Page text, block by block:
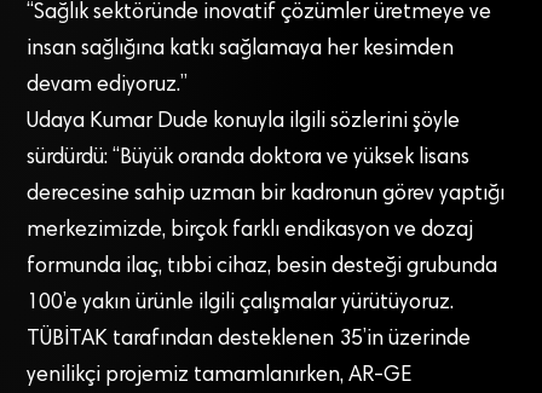
“Sağlık sektöründe inovatif çözümler üretmeye ve
insan sağlığına katkı sağlamaya her kesimden
devam ediyoruz.”
Udaya Kumar Dude konuyla ilgili sözlerini şöyle
sürdürdü: “Büyük oranda doktora ve yüksek lisans
derecesine sahip uzman bir kadronun görev yaptığı
merkezimizde, birçok farklı endikasyon ve dozaj
formunda ilaç, tıbbi cihaz, besin desteği grubunda
100’e yakın ürünle ilgili çalışmalar yürütüyoruz.
TÜBİTAK tarafından desteklenen 35’in üzerinde
yenilikçi projemiz tamamlanırken, AR-GE